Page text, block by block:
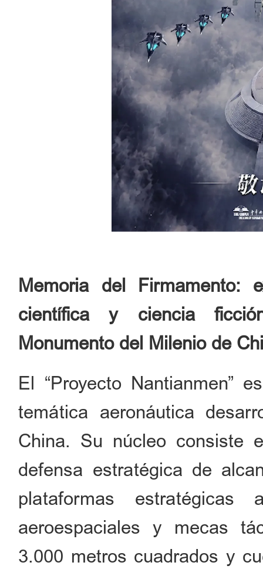
Memoria del Firmamento:
científica y ciencia
Monumento del Milenio de
El “Proyecto Nantianmen”
temática aeronáutica
China. Su núcleo consiste
defensa estratégica de
plataformas estratégicas
aeroespaciales y mecas
3.000 metros cuadrados y